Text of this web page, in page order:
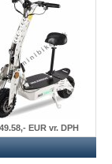
EUR vr. DPH